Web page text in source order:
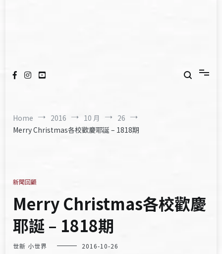
Home 2016 10 月
26
Merry Christmas各校歡慶耶誕 – 1818期
新聞回顧
Merry Christmas各校歡慶
耶誕 – 1818期
世新 小世界 2016-10-26